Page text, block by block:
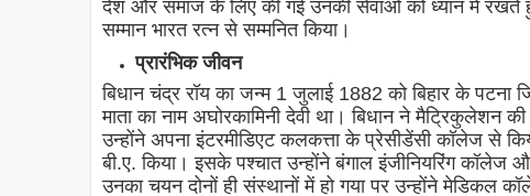
देश और समाज के लिए की गई उनकी सेवाओं को ध्यान में रखते
सम्मान भारत रत्न से सम्मनित किया।
प्रारंभिक जीवन
बिधान चंद्र रॉय का जन्म 1 जुलाई 1882 को बिहार के
माता का नाम अघोरकामिनी देवी था। बिधान ने मैट्रिकुलेशन
उन्होंने अपना इंटरमीडिएट कलकत्ता के प्रेसीडेंसी कॉलेज से
बी.ए. किया। इसके पश्चात उन्होंने बंगाल इंजीनियरिंग
उनका चयन दोनों ही संस्थानों में हो गया पर उन्होंने मेडिकल